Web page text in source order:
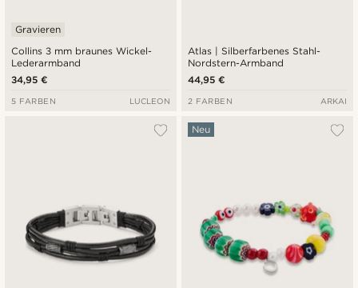
Collins 3 mm braunes Wickel-
Lederarmband
Gravieren
34,95 €
5 FARBEN LUCLEON
Atlas | Silberfarbenes Stahl-
Nordstern-Armband
44,95 €
2 FARBEN ARKAI
Neu